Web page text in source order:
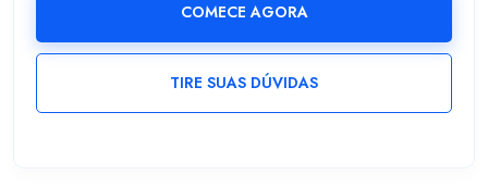
COMECE AGORA
TIRE SUAS DÚVIDAS